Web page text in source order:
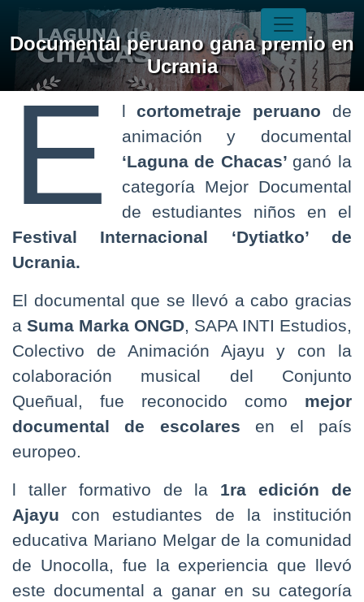
Documental peruano gana premio en
Ucrania
E lcortometraje peruano de
animación y documental
‘Laguna de Chacas’ganó la
categoría Mejor Documental
de estudiantes niños en el
Festival Internacional ‘Dytiatko’ de
Ucrania.
El documental que se llevó a cabo gracias
a Suma Marka ONGD, SAPA INTI Estudios,
Colectivo de Animación Ajayu y con la
colaboración musical del Conjunto
Queñual, fue reconocido como mejor
documental de escolares en el país
europeo.
l taller formativo de la 1ra edición de
Ajayu con estudiantes de la institución
educativa Mariano Melgar de la comunidad
de Unocolla, fue la experiencia que llevó
este documental a ganar en su categoría